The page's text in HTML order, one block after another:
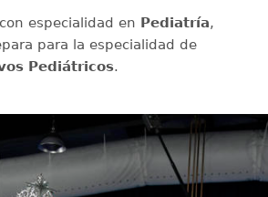
especialidad en Pediatría,
para la especialidad de
Pediátricos.